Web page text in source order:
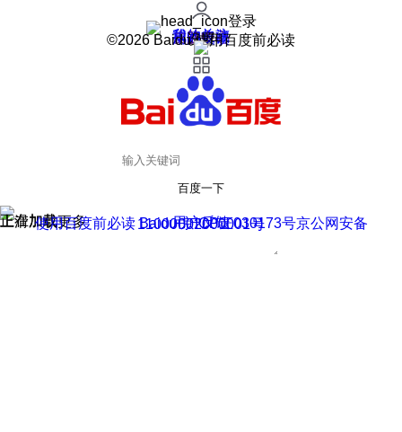
登录
我的关注
我的收藏
皮肤中心
用户反馈
设置
©2026 Baidu 使用百度前必读
百度一下
正在加载
上滑加载更多 用户反馈
使用百度前必读 Baidu 京ICP证030173号
京公网安备11000002000001号